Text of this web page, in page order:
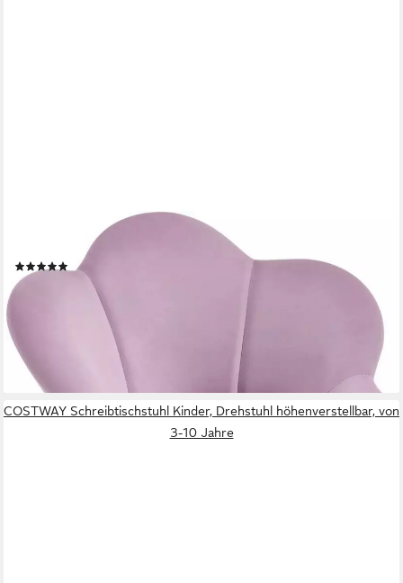
Schreibtischstuhl (1 St), ergonomisch, höhenverstellbar, Samt
(2)
80,73 € 153,99 €
nur bis Dienstag
lieferbar - in 3-4 Werktagen bei dir
COSTWAY Schreibtischstuhl Kinder, Drehstuhl höhenverstellbar, von
3-10 Jahre